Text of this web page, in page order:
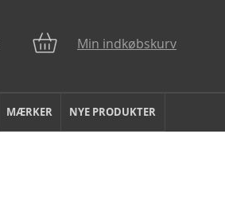
Min indkøbskurv
MÆRKER NYE PRODUKTER